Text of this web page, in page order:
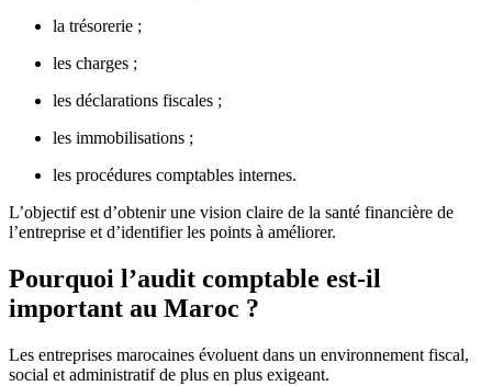
la trésorerie ;
les charges ;
les déclarations fiscales ;
les immobilisations ;
les procédures comptables internes.
L’objectif est d’obtenir une vision claire de la santé financière de
l’entreprise et d’identifier les points à améliorer.
Pourquoi l’audit comptable est-il
important au Maroc ?
Les entreprises marocaines évoluent dans un environnement fiscal,
social et administratif de plus en plus exigeant.